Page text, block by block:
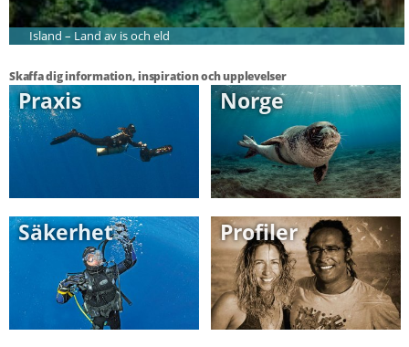
Island – Land av is och eld
Skaffa dig information, inspiration och upplevelser
Praxis Norge
Säkerhet Profiler